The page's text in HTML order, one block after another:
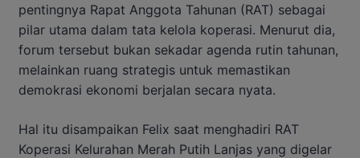
pentingnya Rapat Anggota Tahunan (RAT) sebagai
pilar utama dalam tata kelola koperasi. Menurut dia,
forum tersebut bukan sekadar agenda rutin tahunan,
melainkan ruang strategis untuk memastikan
demokrasi ekonomi berjalan secara nyata.
Hal itu disampaikan Felix saat menghadiri RAT
Koperasi Kelurahan Merah Putih Lanjas yang digelar